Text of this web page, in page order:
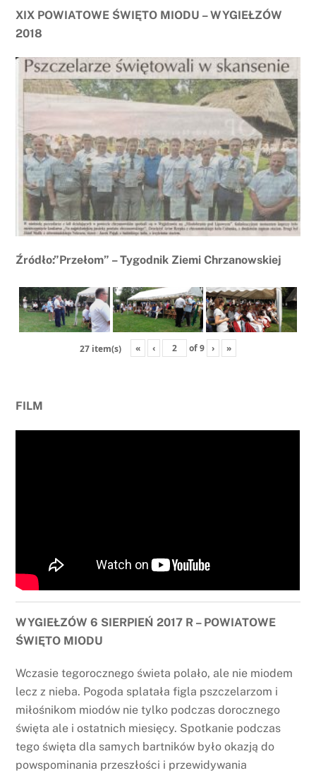
XIX POWIATOWE ŚWIĘTO MIODU – WYGIEŁZÓW
2018
Źródło:”Przełom” – Tygodnik Ziemi Chrzanowskiej
27 item(s) « ‹ of9 › »
FILM
WYGIEŁZÓW 6 SIERPIEŃ 2017 R – POWIATOWE
ŚWIĘTO MIODU
Wczasie tegorocznego świeta polało, ale nie miodem
lecz z nieba. Pogoda splatała figla pszczelarzom i
miłośnikom miodów nie tylko podczas dorocznego
święta ale i ostatnich miesięcy. Spotkanie podczas
tego święta dla samych bartników było okazją do
powspominania przeszłości i przewidywania